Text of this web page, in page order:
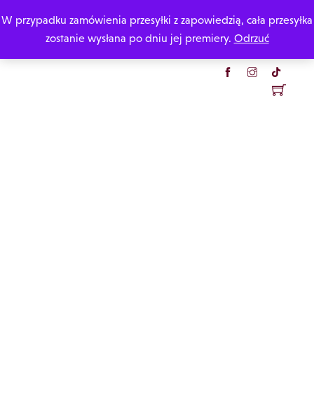
to
W przypadku zamówienia przesyłki z zapowiedzią, cała przesyłka
zostanie wysłana po dniu jej premiery. Odrzuć
Katarzyna Rzepecka
Menu